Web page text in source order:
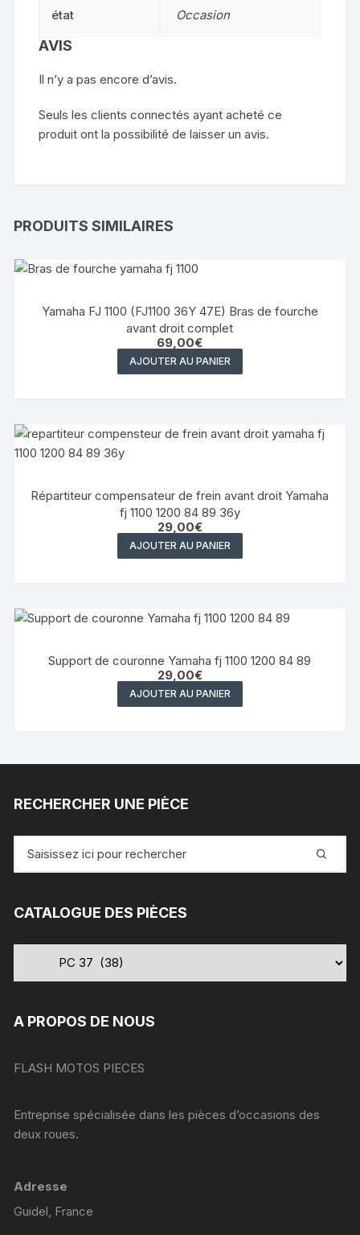
état Occasion
AVIS
Il n’y a pas encore d’avis.
Seuls les clients connectés ayant acheté ce
produit ont la possibilité de laisser un avis.
PRODUITS SIMILAIRES
Yamaha FJ 1100 (FJ1100 36Y 47E) Bras de fourche
avant droit complet
69,00€
AJOUTER AU PANIER
Répartiteur compensateur de frein avant droit Yamaha
fj 1100 1200 84 89 36y
29,00€
AJOUTER AU PANIER
Support de couronne Yamaha fj 1100 1200 84 89
29,00€
AJOUTER AU PANIER
RECHERCHER UNE PIÈCE
pour
CATALOGUE DES PIÈCES
A PROPOS DE NOUS
FLASH MOTOS PIECES
Entreprise spécialisée dans les pièces d’occasions des
deux roues.
Adresse
Guidel, France